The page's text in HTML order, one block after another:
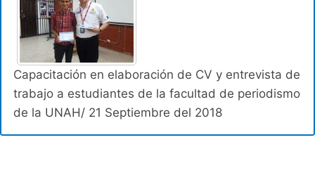
Capacitación en elaboración de CV y entrevista de
trabajo a estudiantes de la facultad de periodismo
de la UNAH/ 21 Septiembre del 2018